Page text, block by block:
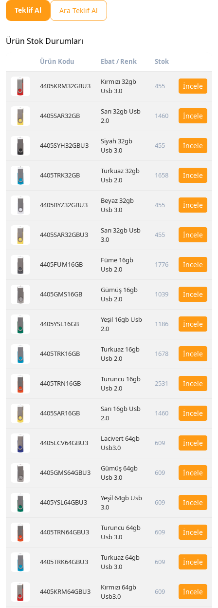
Teklif Al Ara Teklif Al
Ürün Stok Durumları
Ürün Kodu Ebat / Renk Stok
4405KRM32GBU3
Kırmızı 32gb
Usb 3.0
455 İncele
4405SAR32GB
Sarı 32gb Usb
2.0
1460 İncele
4405SYH32GBU3
Siyah 32gb
Usb 3.0
455 İncele
4405TRK32GB
Turkuaz 32gb
Usb 2.0
1658 İncele
4405BYZ32GBU3
Beyaz 32gb
Usb 3.0
455 İncele
4405SAR32GBU3
Sarı 32gb Usb
3.0
455 İncele
4405FUM16GB
Füme 16gb
Usb 2.0
1776 İncele
4405GMS16GB
Gümüş 16gb
Usb 2.0
1039 İncele
4405YSL16GB
Yeşil 16gb Usb
2.0
1186 İncele
4405TRK16GB
Turkuaz 16gb
Usb 2.0
1678 İncele
4405TRN16GB
Turuncu 16gb
Usb 2.0
2531 İncele
4405SAR16GB
Sarı 16gb Usb
2.0
1460 İncele
4405LCV64GBU3
Lacivert 64gb
Usb3.0
609 İncele
4405GMS64GBU3
Gümüş 64gb
Usb 3.0
609 İncele
4405YSL64GBU3
Yeşil 64gb Usb
3.0
609 İncele
4405TRN64GBU3
Turuncu 64gb
Usb 3.0
609 İncele
4405TRK64GBU3
Turkuaz 64gb
Usb 3.0
609 İncele
4405KRM64GBU3
Kırmızı 64gb
Usb3.0
609 İncele